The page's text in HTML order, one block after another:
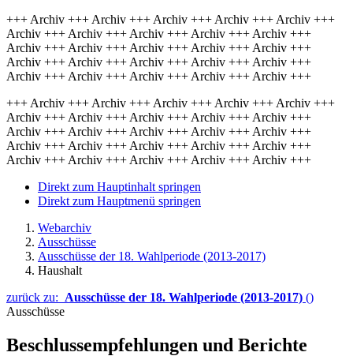
+++ Archiv +++ Archiv +++ Archiv +++ Archiv +++ Archiv +++
Archiv +++ Archiv +++ Archiv +++ Archiv +++ Archiv +++
Archiv +++ Archiv +++ Archiv +++ Archiv +++ Archiv +++
Archiv +++ Archiv +++ Archiv +++ Archiv +++ Archiv +++
Archiv +++ Archiv +++ Archiv +++ Archiv +++ Archiv +++
+++ Archiv +++ Archiv +++ Archiv +++ Archiv +++ Archiv +++
Archiv +++ Archiv +++ Archiv +++ Archiv +++ Archiv +++
Archiv +++ Archiv +++ Archiv +++ Archiv +++ Archiv +++
Archiv +++ Archiv +++ Archiv +++ Archiv +++ Archiv +++
Archiv +++ Archiv +++ Archiv +++ Archiv +++ Archiv +++
Direkt zum Hauptinhalt springen
Direkt zum Hauptmenü springen
Webarchiv
Ausschüsse
Ausschüsse der 18. Wahlperiode (2013-2017)
Haushalt
zurück zu: Ausschüsse der 18. Wahlperiode (2013-2017) ()
Ausschüsse
Beschlussempfehlungen und Berichte